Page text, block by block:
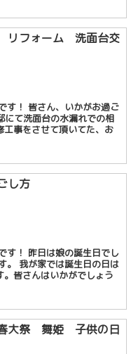
リフォーム 洗面台交
す！ 皆さん、いかがお過ご
にて洗面台の水漏れでの相
事をさせて頂いてた、お
し方
す！ 昨日は娘の誕生日でし
。 我が家では誕生日の日は
皆さんはいかがでしょう
大祭 舞姫 子供の日